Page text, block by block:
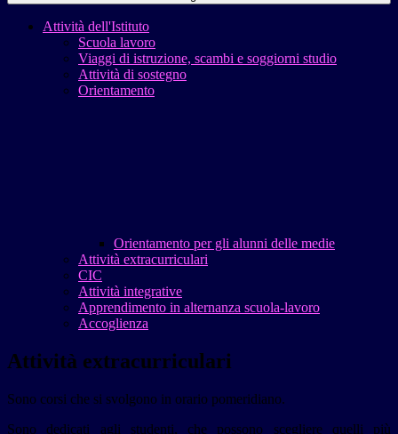
Attività dell'Istituto
Scuola lavoro
Viaggi di istruzione, scambi e soggiorni studio
Attività di sostegno
Orientamento
Orientamento per gli alunni delle medie
Attività extracurriculari
CIC
Attività integrative
Apprendimento in alternanza scuola-lavoro
Accoglienza
Attività extracurriculari
Sono corsi che si svolgono in orario pomeridiano.
Sono dedicati agli studenti, che possono scegliere quelli più